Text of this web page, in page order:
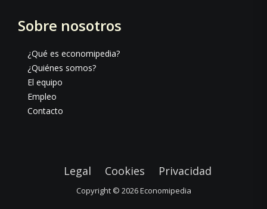
Sobre nosotros
¿Qué es economipedia?
¿Quiénes somos?
El equipo
Empleo
Contacto
Legal Cookies Privacidad
Copyright © 2026Economipedia